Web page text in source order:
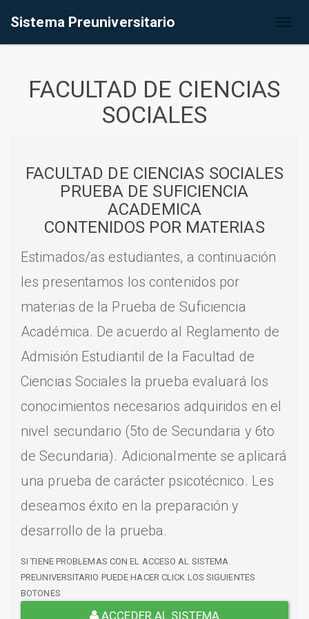
Sistema Preuniversitario
FACULTAD DE CIENCIAS
SOCIALES
FACULTAD DE CIENCIAS SOCIALES
PRUEBA DE SUFICIENCIA
ACADEMICA
CONTENIDOS POR MATERIAS
Estimados/as estudiantes, a continuación
les presentamos los contenidos por
materias de la Prueba de Suficiencia
Académica. De acuerdo al Reglamento de
Admisión Estudiantil de la Facultad de
Ciencias Sociales la prueba evaluará los
conocimientos necesarios adquiridos en el
nivel secundario (5to de Secundaria y 6to
de Secundaria). Adicionalmente se aplicará
una prueba de carácter psicotécnico. Les
deseamos éxito en la preparación y
desarrollo de la prueba.
SI TIENE PROBLEMAS CON EL ACCESO AL SISTEMA
PREUNIVERSITARIO PUEDE HACER CLICK LOS SIGUIENTES
BOTONES
ACCEDER AL SISTEMA